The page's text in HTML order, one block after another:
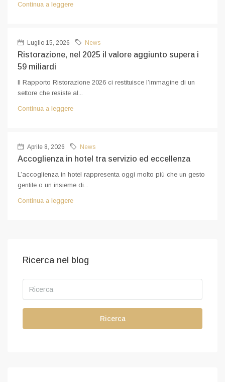
Continua a leggere
Luglio 15, 2026 News
Ristorazione, nel 2025 il valore aggiunto supera i
59 miliardi
Il Rapporto Ristorazione 2026 ci restituisce l’immagine di un
settore che resiste al...
Continua a leggere
Aprile 8, 2026 News
Accoglienza in hotel tra servizio ed eccellenza
L’accoglienza in hotel rappresenta oggi molto più che un gesto
gentile o un insieme di...
Continua a leggere
Ricerca nel blog
Ricerca